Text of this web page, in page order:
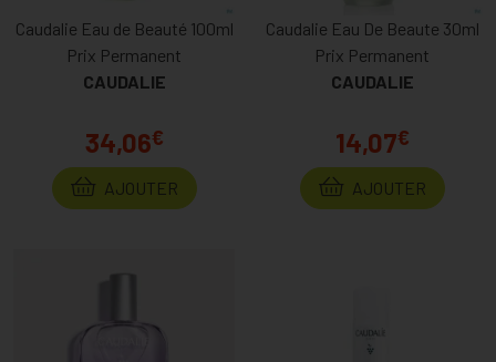
Caudalie Eau de Beauté 100ml
Prix Permanent
CAUDALIE
34,06€
AJOUTER
Caudalie Eau De Beaute 30ml
Prix Permanent
CAUDALIE
14,07€
AJOUTER